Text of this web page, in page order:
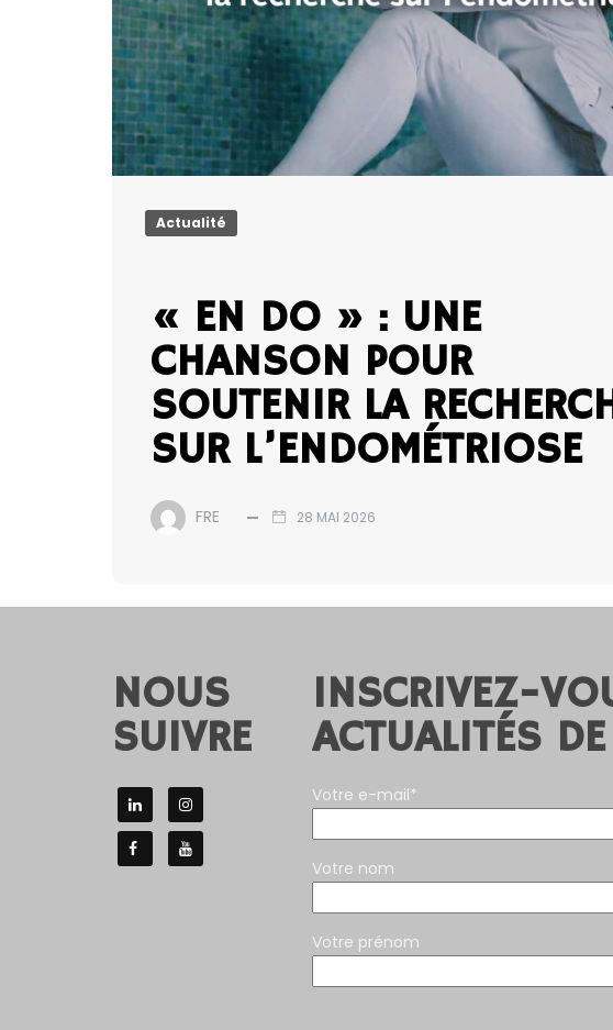
Actualité
« EN DO » : UNE
CHANSON POUR
SOUTENIR LA
SUR L’ENDOMÉTRIOSE
FRE 28 MAI 2026
NOUS
SUIVRE
INSCRIVEZ-
ACTUALITÉS
Votre e-mail*
Votre nom
Votre prénom